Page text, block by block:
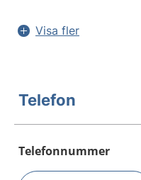
Visa fler
Telefon
Telefonnummer